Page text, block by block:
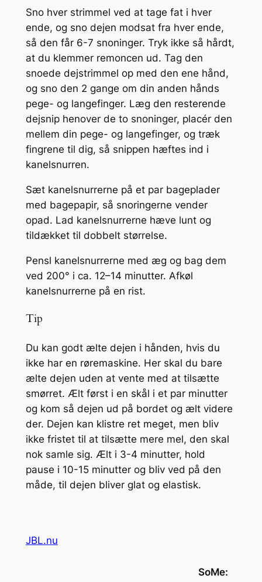
Sno hver strimmel ved at tage fat i hver
ende, og sno dejen modsat fra hver ende,
så den får 6-7 snoninger. Tryk ikke så hårdt,
at du klemmer remoncen ud. Tag den
snoede dejstrimmel op med den ene hånd,
og sno den 2 gange om din anden hånds
pege- og langefinger. Læg den resterende
dejsnip henover de to snoninger, placér den
mellem din pege- og langefinger, og træk
fingrene til dig, så snippen hæftes ind i
kanelsnurren.
Sæt kanelsnurrerne på et par bageplader
med bagepapir, så snoringerne vender
opad. Lad kanelsnurrerne hæve lunt og
tildækket til dobbelt størrelse.
Pensl kanelsnurrerne med æg og bag dem
ved 200° i ca. 12–14 minutter. Afkøl
kanelsnurrerne på en rist.
Tip
Du kan godt ælte dejen i hånden, hvis du
ikke har en røremaskine. Her skal du bare
ælte dejen uden at vente med at tilsætte
smørret. Ælt først i en skål i et par minutter
og kom så dejen ud på bordet og ælt videre
der. Dejen kan klistre ret meget, men bliv
ikke fristet til at tilsætte mere mel, den skal
nok samle sig. Ælt i 3-4 minutter, hold
pause i 10-15 minutter og bliv ved på den
måde, til dejen bliver glat og elastisk.
JBL.nu
SoMe: